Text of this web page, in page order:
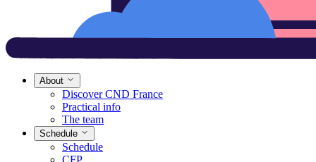
About
Discover CND France
Practical info
The team
Schedule
Schedule
CFP